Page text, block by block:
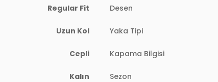
Regular Fit Desen
Uzun Kol Yaka Tipi
Cepli Kapama Bilgisi
Kalın Sezon